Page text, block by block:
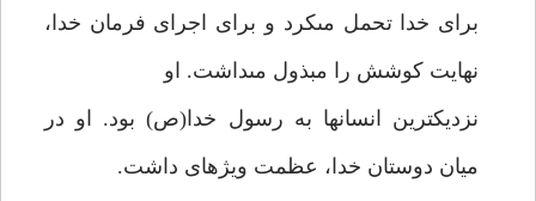
براى خدا تحمل مى‏كرد و براى اجراى فرمان خدا،
نهايت كوشش را مبذول مى‏داشت. او
نزديكترين انسانها به رسول خدا(ص) بود. او در
ميان دوستان خدا، عظمت ويژه‏اى داشت.